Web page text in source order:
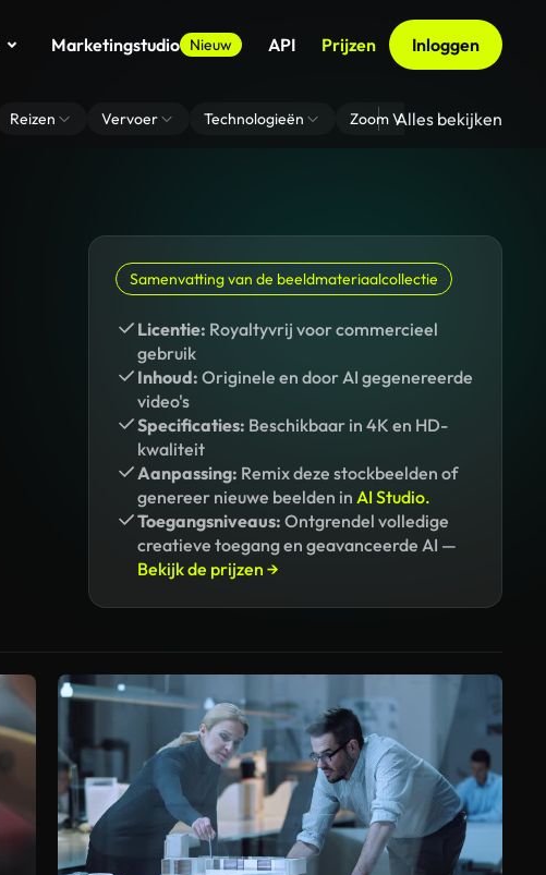
Marketingstudio Nieuw API Prijzen Inloggen
Reizen Vervoer Technologieën Zoom Virtuele
Alles bekijken
Samenvatting van de beeldmateriaalcollectie
Licentie: Royaltyvrij voor commercieel
gebruik
Inhoud: Originele en door AI gegenereerde
video's
Specificaties: Beschikbaar in 4K en HD-
kwaliteit
Aanpassing: Remix deze stockbeelden of
genereer nieuwe beelden in AI Studio.
Toegangsniveaus: Ontgrendel volledige
creatieve toegang en geavanceerde AI —
Bekijk de prijzen →